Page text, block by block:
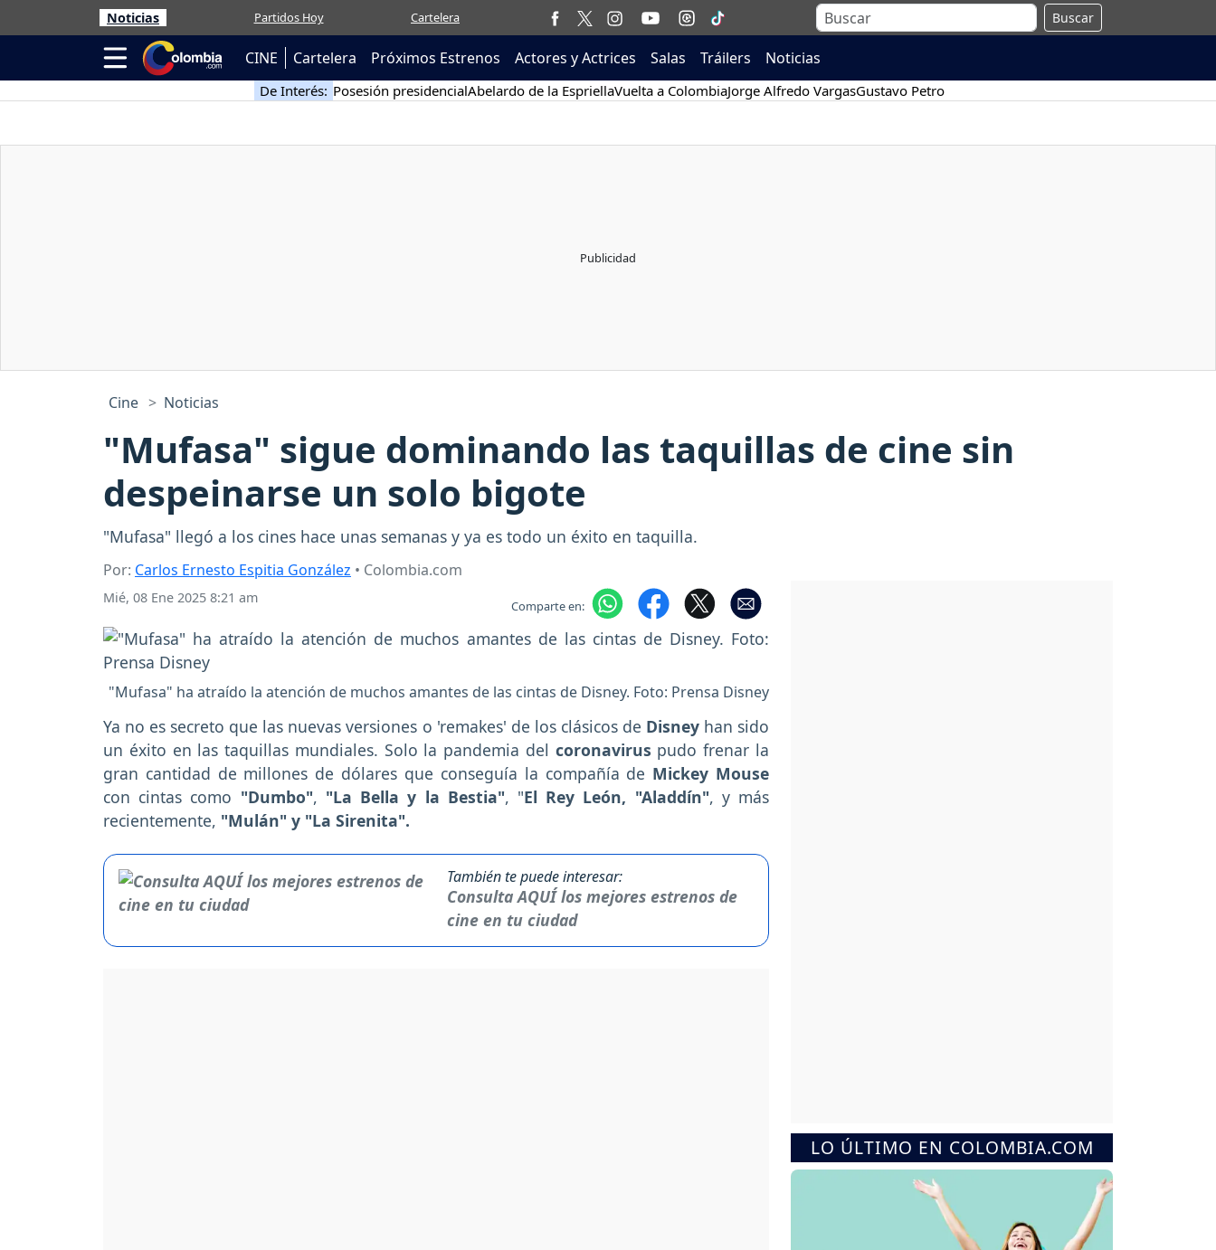
Noticias Partidos Hoy Cartelera Buscar
CINE Cartelera Próximos Estrenos Actores y Actrices Salas Tráilers Noticias
De Interés: Posesión presidencialAbelardo de la EspriellaVuelta a ColombiaJorge Alfredo VargasGustavo Petro
Cine Noticias
"Mufasa" sigue dominando las taquillas de cine sin
despeinarse un solo bigote
"Mufasa" llegó a los cines hace unas semanas y ya es todo un éxito en taquilla.
Por: Carlos Ernesto Espitia González • Colombia.com
Mié, 08 Ene 2025 8:21 am Comparte en:
"Mufasa" ha atraído la atención de muchos amantes de las cintas de Disney. Foto: Prensa Disney
Ya no es secreto que las nuevas versiones o 'remakes' de los clásicos de Disney han sido
un éxito en las taquillas mundiales. Solo la pandemia del coronavirus pudo frenar la
gran cantidad de millones de dólares que conseguía la compañía de Mickey Mouse
con cintas como "Dumbo", "La Bella y la Bestia", "El Rey León, "Aladdín", y más
recientemente, "Mulán" y "La Sirenita".
También te puede interesar:
Consulta AQUÍ los mejores estrenos de
cine en tu ciudad
LO ÚLTIMO EN COLOMBIA.COM